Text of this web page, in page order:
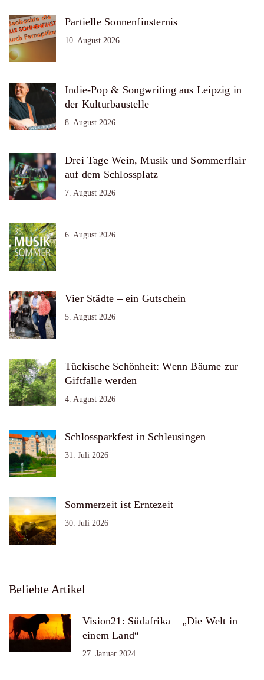
Partielle Sonnenfinsternis
10. August 2026
Indie-Pop & Songwriting aus Leipzig in
der Kulturbaustelle
8. August 2026
Drei Tage Wein, Musik und Sommerflair
auf dem Schlossplatz
7. August 2026
6. August 2026
Vier Städte – ein Gutschein
5. August 2026
Tückische Schönheit: Wenn Bäume zur
Giftfalle werden
4. August 2026
Schlossparkfest in Schleusingen
31. Juli 2026
Sommerzeit ist Erntezeit
30. Juli 2026
Beliebte Artikel
Vision21: Südafrika – „Die Welt in
einem Land“
27. Januar 2024